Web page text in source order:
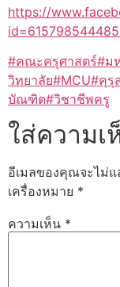
https://
#คณะครุศาสตร์#ม
วิทยาลัย#MCU#คุรุ
บัณฑิต#วิชาชีพครู
ใส่ความเ
อีเมลของคุณจะไม่
เครื่องหมาย *
ความเห็น *